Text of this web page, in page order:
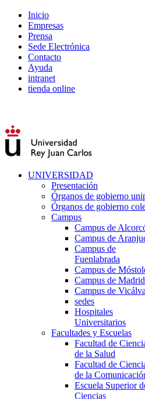
Inicio
Empresas
Prensa
Sede Electrónica
Contacto
Ayuda
intranet
tienda online
UNIVERSIDAD
Presentación
Órganos de gobierno
Órganos de gobierno
Campus
Campus de
Campus de
Campus de
Fuenlabrada
Campus de
Campus de Madrid
Campus de
sedes
Hospitales
Universitarios
Facultades y Escuelas
Facultad de
de la Salud
Facultad de
de la
Escuela Superior
Ciencias